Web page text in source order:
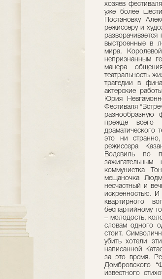
хозяев
уже более
Постановку
режиссеру и
выстроенные в
мира.
непризнанным
манера
театральность
трагедии в
актерские
Юрия
Фестиваля
разнообразную
прежде всего
драматического
это ни
режиссера
Водевиль по
коммунистка
мещаночка
несчастный и
искренностью.
квартирного
беспартийному
– молодость,
словам одного
стоит.
убить хотели
написанной
за это время.
Домбровского
известного